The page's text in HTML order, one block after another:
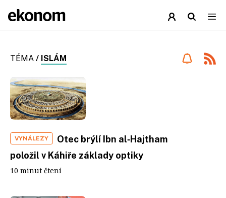
TÉMA / ISLÁM
VYNÁLEZY
Otec brýlí Ibn al‑Hajtham
položil v Káhiře základy optiky
10 minut čtení